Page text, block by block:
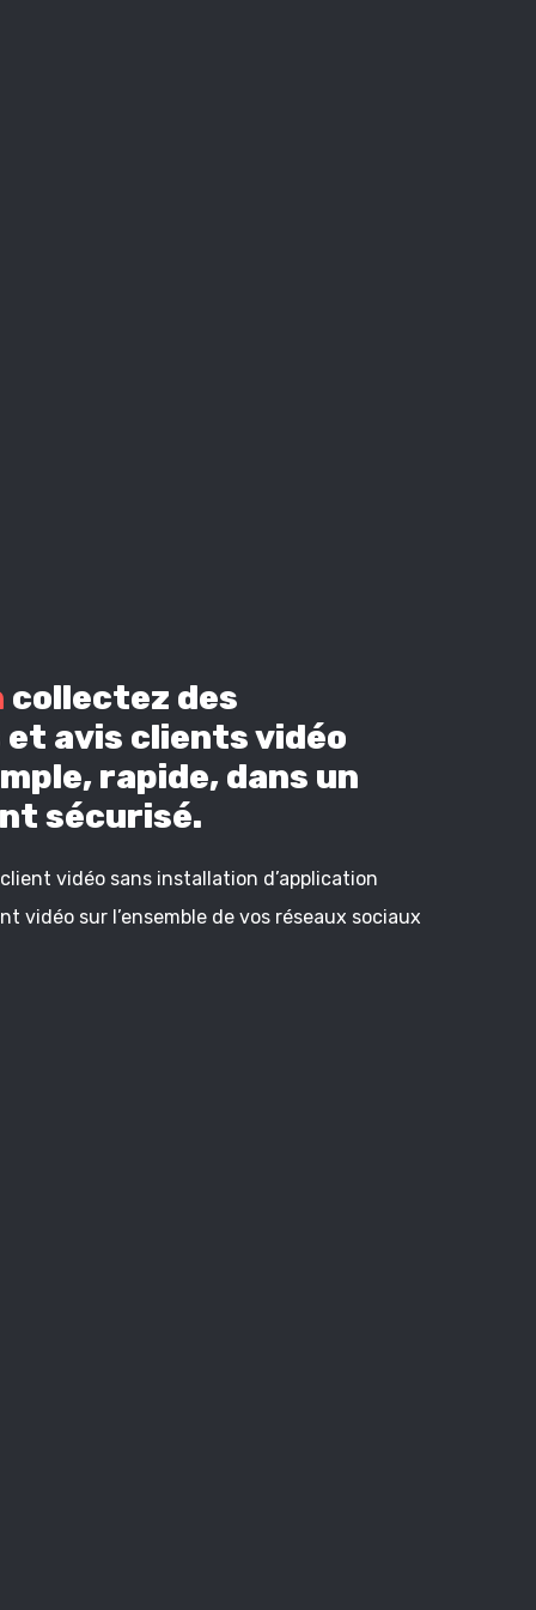
collectez des
et avis clients vidéo
rapide, dans un
sécurisé.
vidéo sans installation d’application
vidéo sur l’ensemble de vos réseaux sociaux